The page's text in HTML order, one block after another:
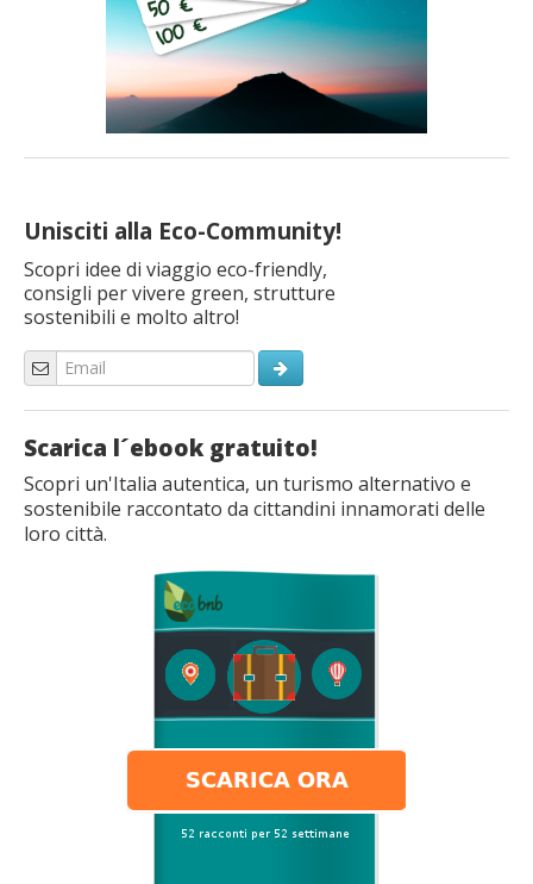
Unisciti alla Eco-Community!
Scopri idee di viaggio eco-friendly,
consigli per vivere green, strutture
sostenibili e molto altro!
Scarica l´ebook gratuito!
Scopri un'Italia autentica, un turismo alternativo e
sostenibile raccontato da cittandini innamorati delle
loro città.